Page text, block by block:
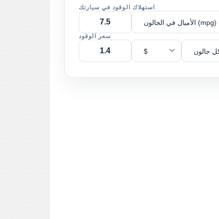
استهلاك الوقود في سيارتك
الأميال في الجالون (mpg)
سعر الوقود
$ جالون